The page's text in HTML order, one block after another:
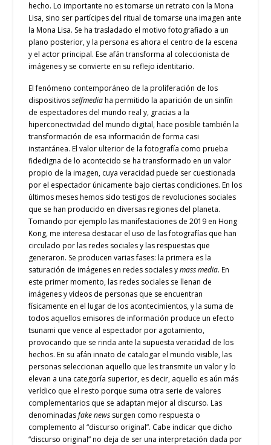
hecho. Lo importante no es tomarse un retrato con la Mona
Lisa, sino ser partícipes del ritual de tomarse una imagen ante
la Mona Lisa. Se ha trasladado el motivo fotografiado a un
plano posterior, y la persona es ahora el centro de la escena
y el actor principal. Ese afán transforma al coleccionista de
imágenes y se convierte en su reflejo identitario.
El fenómeno contemporáneo de la proliferación de los
dispositivosselfmediaha permitido la aparición de un sinfín
de espectadores del mundo real y, gracias a la
hiperconectividad del mundo digital, hace posible también la
transformación de esa información de forma casi
instantánea. El valor ulterior de la fotografía como prueba
fidedigna de lo acontecido se ha transformado en un valor
propio de la imagen, cuya veracidad puede ser cuestionada
por el espectador únicamente bajo ciertas condiciones. En los
últimos meses hemos sido testigos de revoluciones sociales
que se han producido en diversas regiones del planeta.
Tomando por ejemplo las manifestaciones de 2019 en Hong
Kong, me interesa destacar el uso de las fotografías que han
circulado por las redes sociales y las respuestas que
generaron. Se producen varias fases: la primera es la
saturación de imágenes en redes sociales ymass media. En
este primer momento, las redes sociales se llenan de
imágenes y videos de personas que se encuentran
físicamente en el lugar de los acontecimientos, y la suma de
todos aquellos emisores de información produce un efecto
tsunami que vence al espectador por agotamiento,
provocando que se rinda ante la supuesta veracidad de los
hechos. En su afán innato de catalogar el mundo visible, las
personas seleccionan aquello que les transmite un valor y lo
elevan a una categoría superior, es decir, aquello es aún más
verídico que el resto porque suma otra serie de valores
complementarios que se adaptan mejor al discurso. Las
denominadasfake news surgen como respuesta o
complemento al “discurso original”. Cabe indicar que dicho
“discurso original” no deja de ser una interpretación dada por